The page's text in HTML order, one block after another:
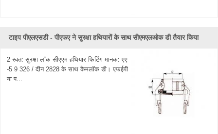
टाइप पीएलएसडी - पीएफए ​​ने सुरक्षा हथियारों के साथ सीएमएलओक डी तैयार किया
2 स्वत: सुरक्षा लॉक सीएएम हथियार फिटिंग मानक: एए
-5 9 326 / दीन 2828 के साथ कैमलॉक डी। एफईपी
या प...